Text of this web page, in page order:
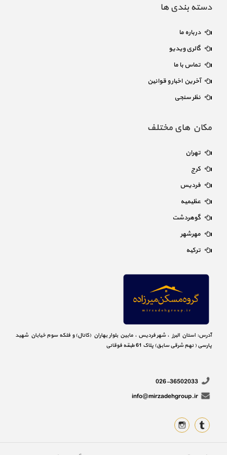
دسته بندی ها
درباره ما
گالری ویدیو
تماس با ما
آخرین اخبار و قوانین
نظر سنجی
مکان های مختلف
تهران
کرج
فردیس
عظیمیه
گوهردشت
مهرشهر
ترکیه
آدرس: استان البرز ، شهر فردیس ، مابین بلوار بهاران (کانال) و فلکه سوم خیابان شهید
پارسی ( نهم شرقی سابق) پلاک 61 طبقه فوقانی
026-36502033
info@mirzadehgroup.ir